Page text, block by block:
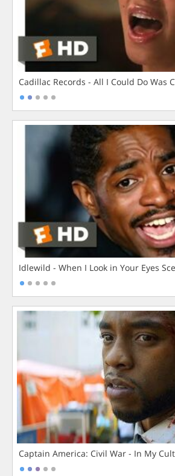
Cadillac Records - All I Could Do Was
Idlewild - When I Look in Your Eyes
Captain America: Civil War - In My